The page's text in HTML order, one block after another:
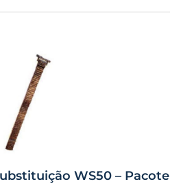
WS50 – Pacote